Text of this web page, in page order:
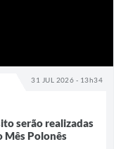
Escolares
31 JUL 2026 - 13h34
serão realizadas
Mês Polonês